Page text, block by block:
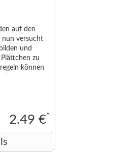
auf den
nun versucht
und
zu
können
wird
der gelegten
(in
2.49 €*